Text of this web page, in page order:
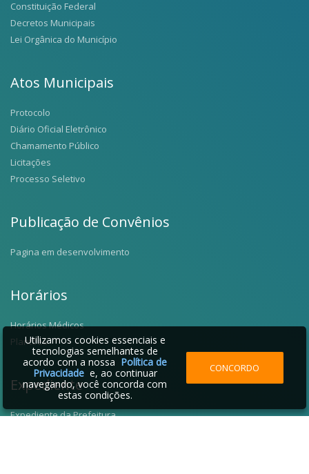
Constituição Federal
Decretos Municipais
Lei Orgânica do Município
Atos Municipais
Protocolo
Diário Oficial Eletrônico
Chamamento Público
Licitações
Processo Seletivo
Publicação de Convênios
Pagina em desenvolvimento
Horários
Horários Médicos
Plantões
Expediente
Expediente da Prefeitura
Utilizamos cookies essenciais e
tecnologias semelhantes de
acordo com a nossa Política de
Privacidadee, ao continuar
navegando, você concorda com
estas condições.
CONCORDO